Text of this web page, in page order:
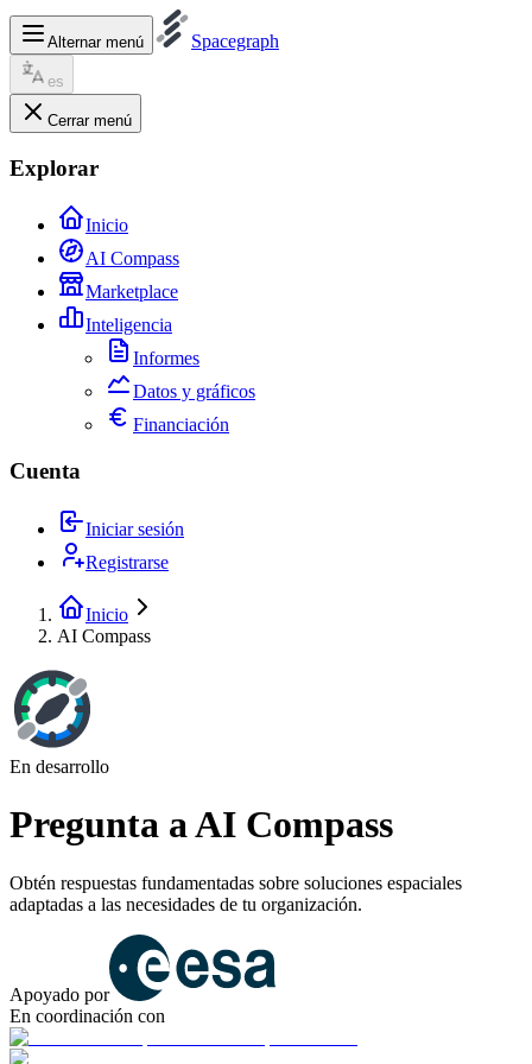
Alternar menú Spacegraph
es
Cerrar menú
Explorar
Inicio
AI Compass
Marketplace
Inteligencia
Informes
Datos y gráficos
Financiación
Cuenta
Iniciar sesión
Registrarse
Inicio
AI Compass
En desarrollo
Pregunta a AI Compass
Obtén respuestas fundamentadas sobre soluciones espaciales
adaptadas a las necesidades de tu organización.
Apoyado por
En coordinación con